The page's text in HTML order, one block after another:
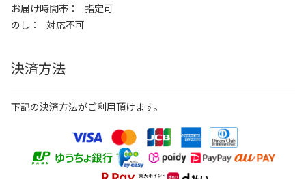
お届け時間帯
指定可
のし
対応不可
決済方法
下記の決済方法がご利用頂けます。